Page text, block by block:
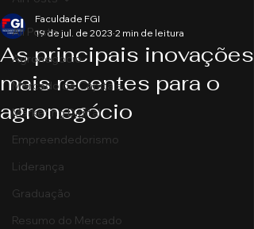
All Posts
Agronegócio
Mercado de Capitais
Marketing Digital
Empreendedorismo
Liderança
Graduação
Resumo do Mercado
As principais inovações
mais recentes para o
agronegócio
Faculdade FGI
19 de jul. de 2023 2 min de leitura